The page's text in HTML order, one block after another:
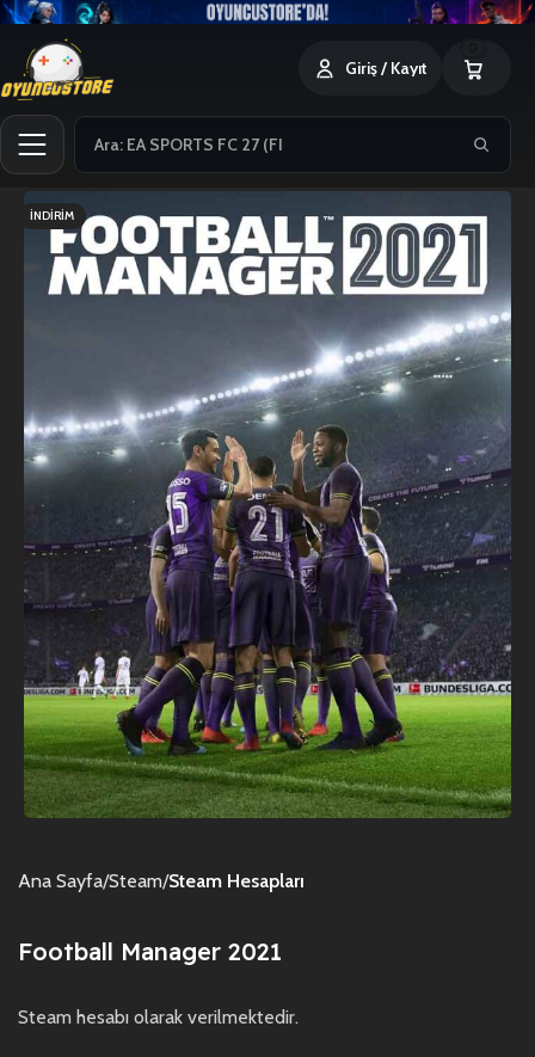
Giriş / Kayıt
İNDIRIM
Ana Sayfa Steam Steam Hesapları
Football Manager 2021
Steam hesabı olarak verilmektedir.